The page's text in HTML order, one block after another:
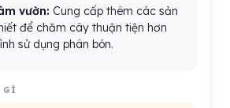
vườn: Cung cấp thêm các sản
để chăm cây thuận tiện hơn
sử dụng phân bón.
GÌ